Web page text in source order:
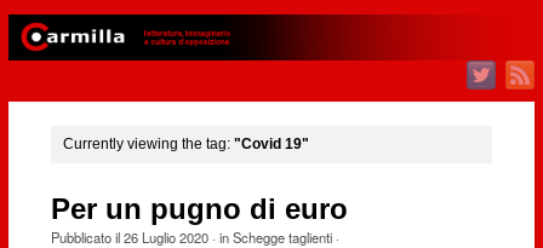
Currently viewing the tag: "Covid 19"
Per un pugno di euro
Pubblicato il26 Luglio 2020· inSchegge taglienti·